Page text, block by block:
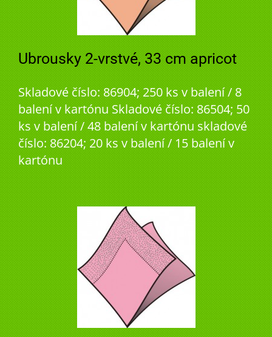
Ubrousky 2-vrstvé, 33 cm apricot
Skladové číslo: 86904; 250 ks v balení / 8
balení v kartónu Skladové číslo: 86504; 50
ks v balení / 48 balení v kartónu skladové
číslo: 86204; 20 ks v balení / 15 balení v
kartónu